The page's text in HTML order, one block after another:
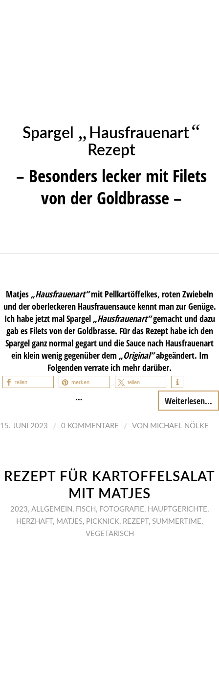
Spargel „ Hausfrauenart“
Rezept
– Besonders lecker mit Filets
von der Goldbrasse –
Matjes „Hausfrauenart“mit Pellkartöffelkes, roten Zwiebeln
und der oberleckeren Hausfrauensauce kennt man zur Genüge.
Ich habe jetzt mal Spargel „Hausfrauenart“gemacht und dazu
gab es Filets von der Goldbrasse. Für das Rezept habe ich den
Spargel ganz normal gegart und die Sauce nach Hausfrauenart
ein klein wenig gegenüber dem „Original“abgeändert. Im
Folgenden verrate ich mehr darüber.
teilen merken teilen
… Weiterlesen...
15. JUNI 2023 / 0 KOMMENTARE / VON MICHAEL NÖLKE
REZEPT FÜR KARTOFFELSALAT
MIT MATJES
2023, ALLGEMEIN , FISCH , FOTOGRAFIE, HAUPTGERICHTE,
HERZHAFT, MATJES, PICKNICK, REZEPT, SUMMERTIME,
VEGETARISCH